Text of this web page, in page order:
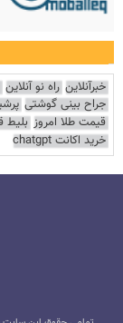
خبرآنلاین راه نو آنلاین
جراح بینی گوشتی
قیمت طلا امروز بلیط
خرید اکانت chatgpt